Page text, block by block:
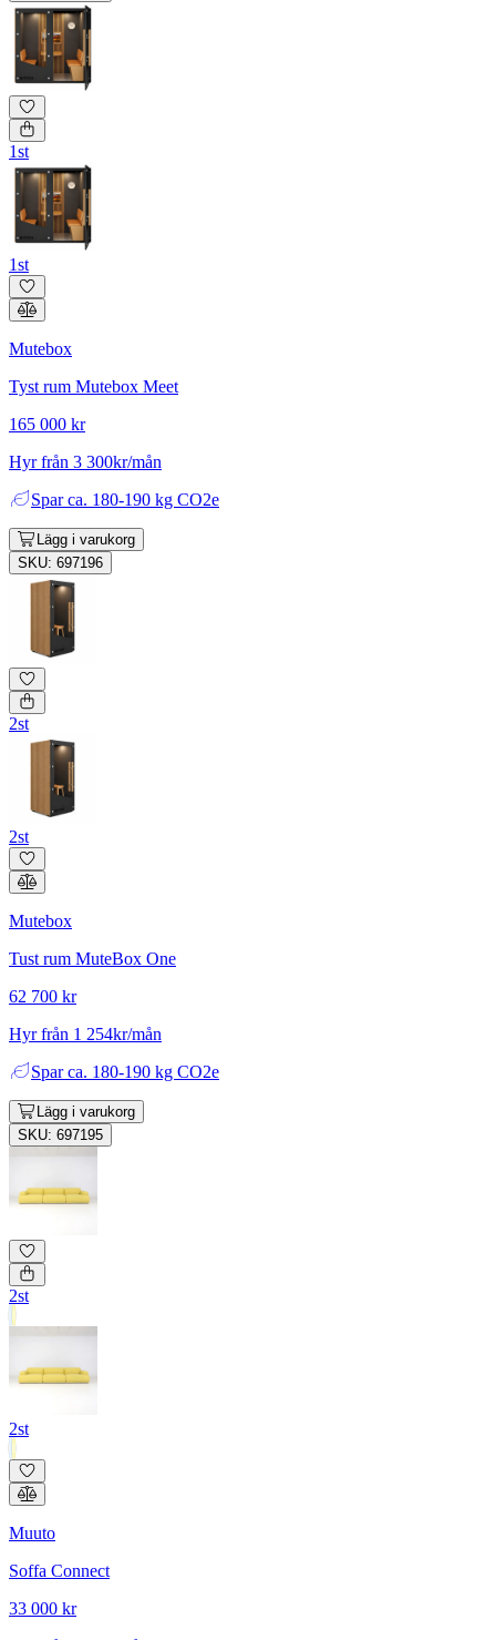
1st
1st
Mutebox
Tyst rum Mutebox Meet
165 000 kr
Hyr från 3 300kr/mån
Spar ca. 180-190 kg CO2e
Lägg i varukorg
SKU: 697196
2st
2st
Mutebox
Tust rum MuteBox One
62 700 kr
Hyr från 1 254kr/mån
Spar ca. 180-190 kg CO2e
Lägg i varukorg
SKU: 697195
2st
2st
Muuto
Soffa Connect
33 000 kr